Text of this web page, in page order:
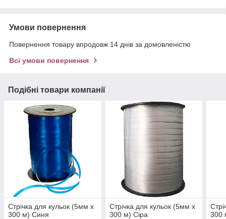
Умови повернення
Повернення товару впродовж 14 днів за домовленістю
Всі умови повернення
Подібні товари компанії
Стрічка для кульок (5мм х
300 м) Синя
Стрічка для кульок (5мм х
300 м) Сіра
300